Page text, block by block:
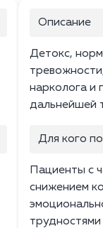
Описание
Детокс,
нарколога и
дальнейшей
Для кого
Пациенты с
снижением